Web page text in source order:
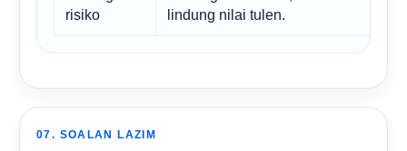
risiko
lindung nilai tulen.
07. SOALAN LAZIM